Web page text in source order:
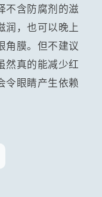
不含防腐剂的滋
润，也可以晚上
角膜。但不建议
然真的能减少红
令眼睛产生依赖